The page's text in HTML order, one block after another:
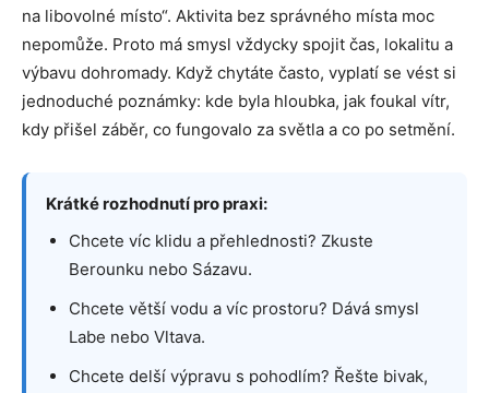
na libovolné místo“. Aktivita bez správného místa moc
nepomůže. Proto má smysl vždycky spojit čas, lokalitu a
výbavu dohromady. Když chytáte často, vyplatí se vést si
jednoduché poznámky: kde byla hloubka, jak foukal vítr,
kdy přišel záběr, co fungovalo za světla a co po setmění.
Krátké rozhodnutí pro praxi:
Chcete víc klidu a přehlednosti? Zkuste
Berounku nebo Sázavu.
Chcete větší vodu a víc prostoru? Dává smysl
Labe nebo Vltava.
Chcete delší výpravu s pohodlím? Řešte bivak,